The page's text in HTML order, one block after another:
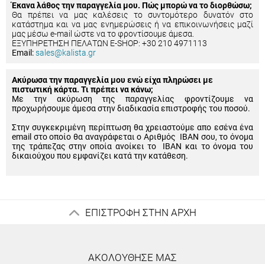
Έκανα λάθος την παραγγελία μου. Πώς μπορώ να το διορθώσω;
Θα πρέπει να μας καλέσεις το συντομότερο δυνατόν στο
κατάστημα και να μας ενημερώσεις ή να επικοινωνήσεις μαζί
μας μέσω e-mail ώστε να το φροντίσουμε άμεσα.
ΕΞΥΠΗΡΕΤΗΣΗ ΠΕΛΑΤΩΝ E-SHOP: +30 210 4971113
Email:sales@kalista.gr
Ακύρωσα την παραγγελία μου ενώ είχα πληρώσει με
πιστωτική κάρτα. Τι πρέπει να κάνω;
Με την ακύρωση της παραγγελίας φροντίζουμε να
προχωρήσουμε άμεσα στην διαδικασία επιστροφής του ποσού.
Στην συγκεκριμένη περίπτωση θα χρειαστούμε απο εσένα ένα
email στο οποίο θα αναγράφεται ο Αριθμός IBAN σου, το όνομα
της τράπεζας στην οποία ανοίκει το IBAN και το όνομα του
δικαιούχου που εμφανίζει κατά την κατάθεση.
ΕΠΙΣΤΡΟΦΗ ΣΤΗΝ ΑΡΧΗ
ΑΚΟΛΟΥΘΗΣΕ ΜΑΣ